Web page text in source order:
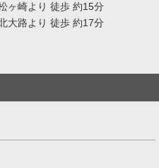
ヶ崎より 徒歩 約15分
大路より 徒歩 約17分